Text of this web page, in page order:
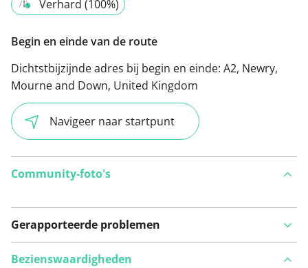
Verhard (100%)
Begin en einde van de route
Dichtstbijzijnde adres bij begin en einde: A2, Newry,
Mourne and Down, United Kingdom
Navigeer naar startpunt
Community-foto's
Gerapporteerde problemen
Bezienswaardigheden